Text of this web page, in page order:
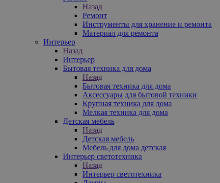
Назад
Ремонт
Инструменты для хранение и ремонта
Материал для ремонта
Интерьер
Назад
Интерьер
Бытовая техника для дома
Назад
Бытовая техника для дома
Аксессуары для бытовой техники
Крупная техника для дома
Мелкая техника для дома
Детская мебель
Назад
Детская мебель
Мебель для дома детская
Интерьер светотехника
Назад
Интерьер светотехника